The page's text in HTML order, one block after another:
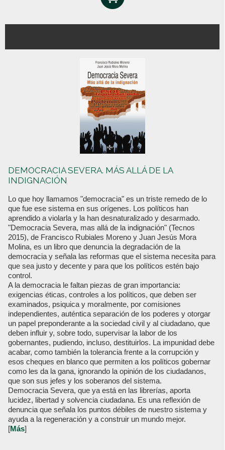
DEMOCRACIA SEVERA. MÁS ALLÁ DE LA
INDIGNACIÓN
Lo que hoy llamamos "democracia" es un triste remedo de lo
que fue ese sistema en sus orígenes. Los políticos han
aprendido a violarla y la han desnaturalizado y desarmado.
"Democracia Severa, mas allá de la indignación" (Tecnos
2015), de Francisco Rubiales Moreno y Juan Jesús Mora
Molina, es un libro que denuncia la degradación de la
democracia y señala las reformas que el sistema necesita para
que sea justo y decente y para que los políticos estén bajo
control.
A la democracia le faltan piezas de gran importancia:
exigencias éticas, controles a los políticos, que deben ser
examinados, psiquica y moralmente, por comisiones
independientes, auténtica separación de los poderes y otorgar
un papel preponderante a la sociedad civil y al ciudadano, que
deben influir y, sobre todo, supervisar la labor de los
gobernantes, pudiendo, incluso, destituirlos. La impunidad debe
acabar, como también la tolerancia frente a la corrupción y
esos cheques en blanco que permiten a los políticos gobernar
como les da la gana, ignorando la opinión de los ciudadanos,
que son sus jefes y los soberanos del sistema.
Democracia Severa, que ya está en las librerías, aporta
lucidez, libertad y solvencia ciudadana. Es una reflexión de
denuncia que señala los puntos débiles de nuestro sistema y
ayuda a la regeneración y a construir un mundo mejor.
[Más]